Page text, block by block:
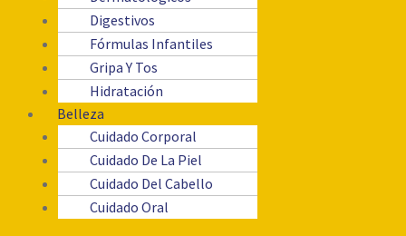
Digestivos
Fórmulas Infantiles
Gripa Y Tos
Hidratación
Belleza
Cuidado Corporal
Cuidado De La Piel
Cuidado Del Cabello
Cuidado Oral